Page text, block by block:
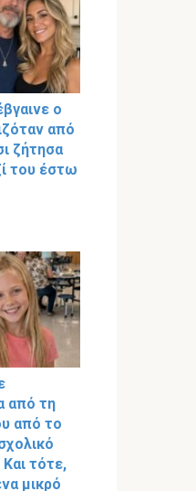
ο
από
ζήτησα
του έστω
από τη
από το
τότε,
μικρό